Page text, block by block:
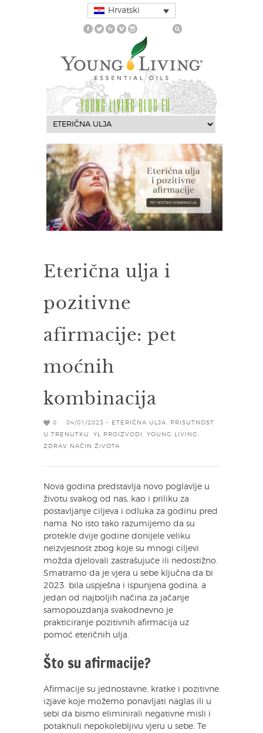
Hrvatski
YOUNG LIVING BLOG EU
Eterična ulja i
pozitivne
afirmacije: pet
moćnih
kombinacija
0 04/01/2023 - ETERIČNA ULJA
PRISUTNOST
U TRENUTKU
YL PROIZVODI YOUNG LIVING
ZDRAV NAČIN ŽIVOTA
Nova godina predstavlja novo poglavlje u
životu svakog od nas, kao i priliku za
postavljanje ciljeva i odluka za godinu pred
nama. No isto tako razumijemo da su
protekle dvije godine donijele veliku
neizvjesnost zbog koje su mnogi ciljevi
možda djelovali zastrašujuće ili nedostižno.
Smatramo da je vjera u sebe ključna da bi
2023. bila uspješna i ispunjena godina, a
jedan od najboljih načina za jačanje
samopouzdanja svakodnevno je
prakticiranje pozitivnih afirmacija uz
pomoć eteričnih ulja.
Što su afirmacije?
Afirmacije su jednostavne, kratke i pozitivne
izjave koje možemo ponavljati naglas ili u
sebi da bismo eliminirali negativne misli i
potaknuli nepokolebljivu vjeru u sebe. Te